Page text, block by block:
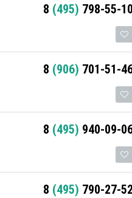
8 (495) 798-55-10
8 (906) 701-51-
8 (495) 940-09-
8 (495) 790-27-52